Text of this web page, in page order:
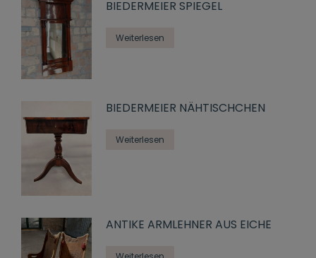
BIEDERMEIER SPIEGEL
Weiterlesen
BIEDERMEIER NÄHTISCHCHEN
Weiterlesen
ANTIKE ARMLEHNER AUS EICHE